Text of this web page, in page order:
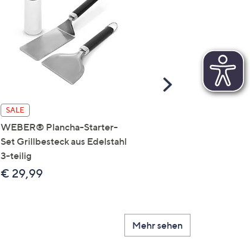
SALE
WEBER® Plancha-Starter-
Set Grillbesteck aus Edelstahl
3-teilig
€ 29,99
Scroll
Mehr sehen